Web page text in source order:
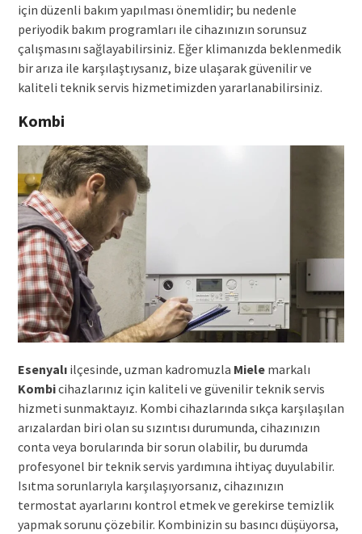
için düzenli bakım yapılması önemlidir; bu nedenle
periyodik bakım programları ile cihazınızın sorunsuz
çalışmasını sağlayabilirsiniz. Eğer klimanızda beklenmedik
bir arıza ile karşılaştıysanız, bize ulaşarak güvenilir ve
kaliteli teknik servis hizmetimizden yararlanabilirsiniz.
Kombi
Esenyalıilçesinde, uzman kadromuzla Mielemarkalı
Kombicihazlarınız için kaliteli ve güvenilir teknik servis
hizmeti sunmaktayız. Kombi cihazlarında sıkça karşılaşılan
arızalardan biri olan su sızıntısı durumunda, cihazınızın
conta veya borularında bir sorun olabilir, bu durumda
profesyonel bir teknik servis yardımına ihtiyaç duyulabilir.
Isıtma sorunlarıyla karşılaşıyorsanız, cihazınızın
termostat ayarlarını kontrol etmek ve gerekirse temizlik
yapmak sorunu çözebilir. Kombinizin su basıncı düşüyorsa,